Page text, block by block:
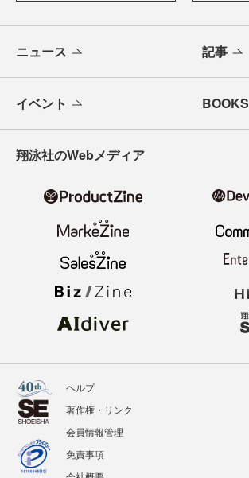
ニュース 記事
イベント BOOKS
翔泳社のWebメディア
ヘルプ
著作権・リンク
会員情報管理
免責事項